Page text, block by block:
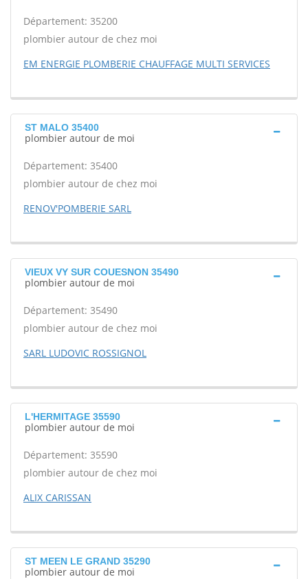
Département: 35200
plombier autour de chez moi
EM ENERGIE PLOMBERIE CHAUFFAGE MULTI SERVICES
ST MALO 35400
plombier autour de moi
Département: 35400
plombier autour de chez moi
RENOV'POMBERIE SARL
VIEUX VY SUR COUESNON 35490
plombier autour de moi
Département: 35490
plombier autour de chez moi
SARL LUDOVIC ROSSIGNOL
L'HERMITAGE 35590
plombier autour de moi
Département: 35590
plombier autour de chez moi
ALIX CARISSAN
ST MEEN LE GRAND 35290
plombier autour de moi